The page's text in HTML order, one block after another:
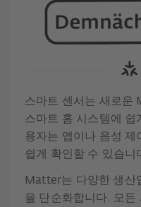
스마트 센서는 새로운
스마트 홈 시스템에 쉽
용자는 앱이나 음성 제
쉽게 확인할 수 있습니
Matter는 다양한 생산
을 단순화합니다. 모